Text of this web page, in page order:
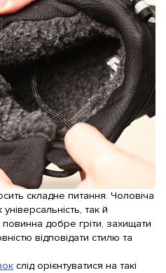
складне питання. Чоловіча
так й
повинна добре гріти, захищати
відповідати стилю та
слід орієнтуватися на такі